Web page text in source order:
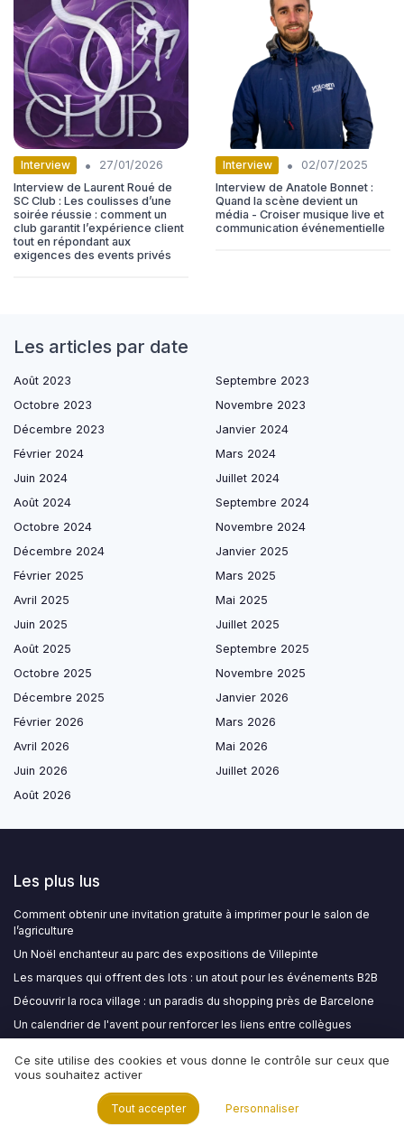
Interview •
27/01/2026
Interview de Laurent Roué de
SC Club : Les coulisses d’une
soirée réussie : comment un
club garantit l’expérience client
tout en répondant aux
exigences des events privés
Interview •
02/07/2025
Interview de Anatole Bonnet :
Quand la scène devient un
média - Croiser musique live et
communication événementielle
Les articles par date
Août 2023
Septembre 2023
Octobre 2023
Novembre 2023
Décembre 2023
Janvier 2024
Février 2024
Mars 2024
Juin 2024
Juillet 2024
Août 2024
Septembre 2024
Octobre 2024
Novembre 2024
Décembre 2024
Janvier 2025
Février 2025
Mars 2025
Avril 2025
Mai 2025
Juin 2025
Juillet 2025
Août 2025
Septembre 2025
Octobre 2025
Novembre 2025
Décembre 2025
Janvier 2026
Février 2026
Mars 2026
Avril 2026
Mai 2026
Juin 2026
Juillet 2026
Août 2026
Les plus lus
Comment obtenir une invitation gratuite à imprimer pour le salon de
l’agriculture
Un Noël enchanteur au parc des expositions de Villepinte
Les marques qui offrent des lots : un atout pour les événements B2B
Découvrir la roca village : un paradis du shopping près de Barcelone
Un calendrier de l'avent pour renforcer les liens entre collègues
Les derniers articles
Comment acheter des leads B2C de qualité pour booster vos
événements B2B
Ce site utilise des cookies et vous donne le contrôle sur ceux que
vous souhaitez activer
Tout accepter Personnaliser